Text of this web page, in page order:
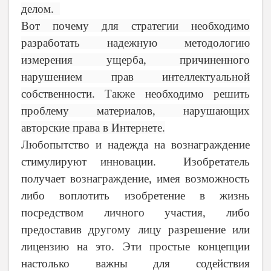
делом.
Вот почему для стратегии необходимо
разработать надежную методологию
измерения ущерба, причиненного
нарушением прав интеллектуальной
собственности. Также необходимо решить
проблему материалов, нарушающих
авторские права в Интернете.
Любопытство и надежда на вознаграждение
стимулируют инновации.
Изобретатель
получает вознаграждение, имея возможность
либо воплотить изобретение в жизнь
посредством личного участия, либо
предоставив другому лицу разрешение или
лицензию на это. Эти простые концепции
настолько важны для содействия